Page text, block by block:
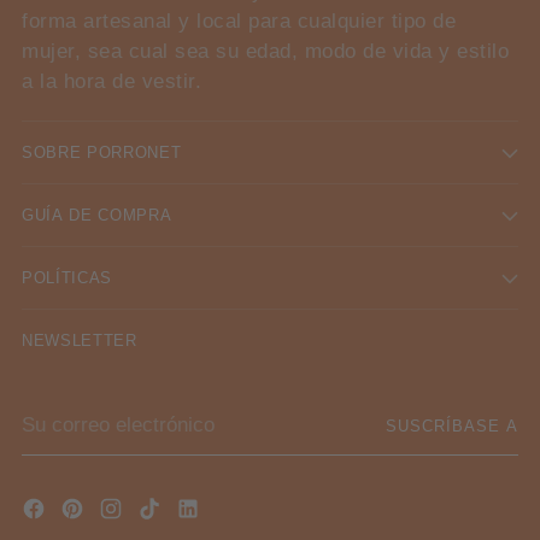
forma artesanal y local para cualquier tipo de
mujer, sea cual sea su edad, modo de vida y estilo
a la hora de vestir.
SOBRE PORRONET
GUÍA DE COMPRA
POLÍTICAS
NEWSLETTER
SUSCRÍBASE A